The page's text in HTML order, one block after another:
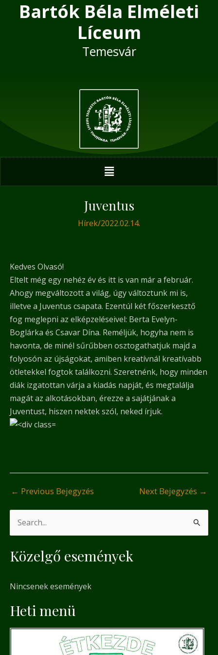
Bartók Béla Elméleti
Líceum
Temesvár
Menu
Juventus
Hírek/2022.02.14.
Kedves Olvasó!
Eltelt még egy nehéz év és itt is van már a február.
Ahogy megváltozott a világ, úgy változtunk mi is,
illetve a Juventus csapata. Ezentúl két főszerkesztő
fog meglepni az elképzeléseivel: Berta Evelyn-
Boglárka és Csavar Dína. Reméljük, hogyha nem is
havonta, de minél sűrűbben osztogathatjuk majd a
folyosón az újságokat, amiben kreatívnál kreatívabb
ötletekkel fogtok találkozni. Szeretnénk, hogy minden
diák izgatottan várja a kiadás napját, és megtalálja
magát az alkotásokban, érezze a sajátjának a
Juventust, hiszen nektek szól, neked írjuk.
Post
navigation
← Previous Bejegyzés Next Bejegyzés →
a
c
f
Közelgő események
Nincsenek események
Heti menü